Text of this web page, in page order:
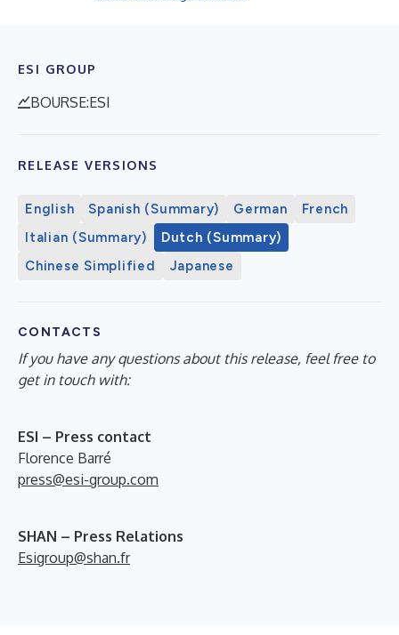
ESI GROUP
BOURSE:ESI
RELEASE VERSIONS
English Spanish (Summary) German
French
Italian (Summary)
Dutch (Summary)
Chinese Simplified
Japanese
CONTACTS
If you have any questions about this release, feel free to
get in touch with:
ESI – Press contact
Florence Barré
press@esi-group.com
SHAN – Press Relations
Esigroup@shan.fr